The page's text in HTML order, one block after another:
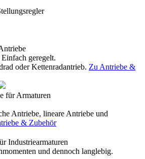
geregelt.
oder Kettenradantrieb. Zu Antriebe &
Antriebe, lineare Antriebe und
& Zubehör
und dennoch langlebig.